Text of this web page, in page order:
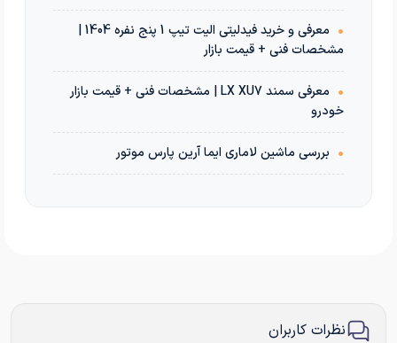
•
معرفی و خرید فیدلیتی الیت تیپ 1 پنج نفره 1404 |
مشخصات فنی + قیمت بازار
•
معرفی سمند LX XU7 | مشخصات فنی + قیمت بازار
خودرو
• بررسی ماشین لاماری ایما آرین پارس موتور
نظرات کاربران